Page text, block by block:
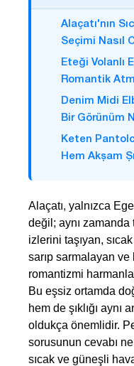
Alaçatı'nın
Seçimi Nasıl
Eteği Volanlı
Romantik
Denim Midi
Bir Görünüm
Keten
Hem Akşam
Alaçatı, yalnızca
değil; aynı
izlerini taşıyan,
sarıp sarmalayan
romantizmi
Bu eşsiz ortamda
hem de şıklığı
oldukça önemlidir.
sorusunun cevabı
sıcak ve güneşli